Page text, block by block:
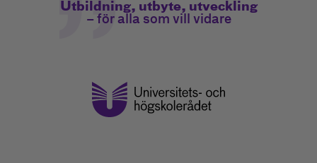
Utbildning, utbyte, utveckling
– för alla som vill vidare